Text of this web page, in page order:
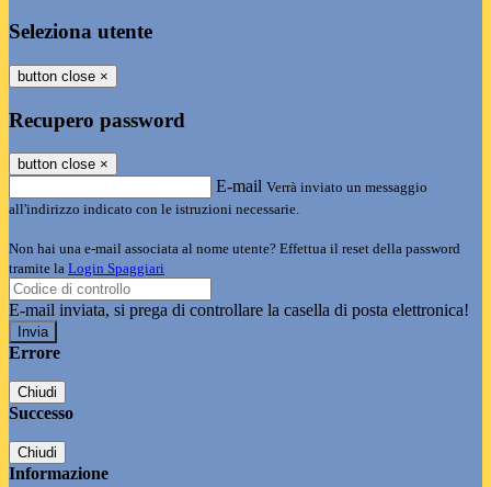
Seleziona utente
button close ×
Recupero password
button close ×
E-mail Verrà inviato un messaggio
all'indirizzo indicato con le istruzioni necessarie.
Non hai una e-mail associata al nome utente? Effettua il reset della password
tramite la Login Spaggiari
E-mail inviata, si prega di controllare la casella di posta elettronica!
Errore
Chiudi
Successo
Chiudi
Informazione